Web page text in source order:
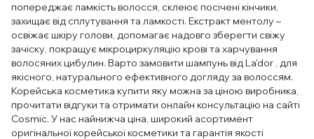
попереджає ламкість волосся, склеює посічені кінчики,
захищає від сплутування та ламкості. Екстракт ментолу –
освіжає шкіру голови, допомагає надовго зберегти свіжу
зачіску, покращує мікроциркуляцію крові та харчування
волосяних цибулин. Варто замовити шампунь від La'dor , для
якісного, натурального ефективного догляду за волоссям.
Корейська косметика купити яку можна за ціною виробника,
прочитати відгуки та отримати онлайн консультацію на сайті
Cosmic. У нас найнижча ціна, широкий асортимент
оригінальної корейської косметики та гарантія якості